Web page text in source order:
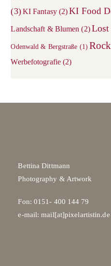
(3)KI Fantasy(2)KI Food
Landschaft & Blumen (2)Lost
Odenwald & Bergstraße (1)
Werbefotografie(2)
Bettina Dittmann
Photography & Artwork
Fon: 0151- 400 144 79
e-mail: mail[at]pixelartistin.de